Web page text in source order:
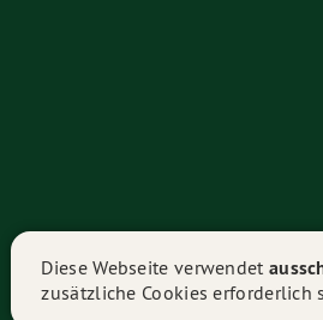
Diese Webseite verwendet
zusätzliche Cookies erforderlich